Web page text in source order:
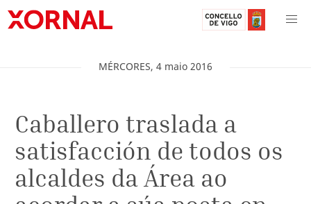
MÉRCORES, 4 maio 2016
Caballero traslada a
satisfacción de todos os
alcaldes da Área ao